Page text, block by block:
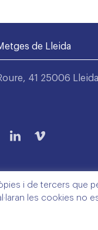
de Lleida
41 25006 Lleida
i de tercers que
les cookies no